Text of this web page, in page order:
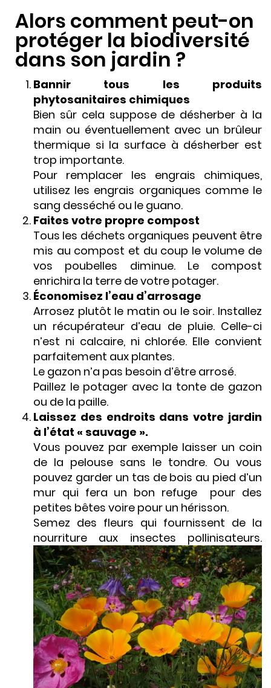
Alors comment peut-on
protéger la biodiversité
dans son jardin ?
Bannir tous les produits
phytosanitaires chimiques
Bien sûr cela suppose de désherber à la
main ou éventuellement avec un brûleur
thermique si la surface à désherber est
trop importante.
Pour remplacer les engrais chimiques,
utilisez les engrais organiques comme le
sang desséché ou le guano.
Faites votre propre compost
Tous les déchets organiques peuvent être
mis au compost et du coup le volume de
vos poubelles diminue. Le compost
enrichira la terre de votre potager.
Économisez l’eau d’arrosage
Arrosez plutôt le matin ou le soir. Installez
un récupérateur d’eau de pluie. Celle-ci
n’est ni calcaire, ni chlorée. Elle convient
parfaitement aux plantes.
Le gazon n’a pas besoin d’être arrosé.
Paillez le potager avec la tonte de gazon
ou de la paille.
Laissez des endroits dans votre jardin
à l’état « sauvage ».
Vous pouvez par exemple laisser un coin
de la pelouse sans le tondre. Ou vous
pouvez garder un tas de bois au pied d’un
mur qui fera un bon refuge pour des
petites bêtes voire pour un hérisson.
Semez des fleurs qui fournissent de la
nourriture aux insectes pollinisateurs.